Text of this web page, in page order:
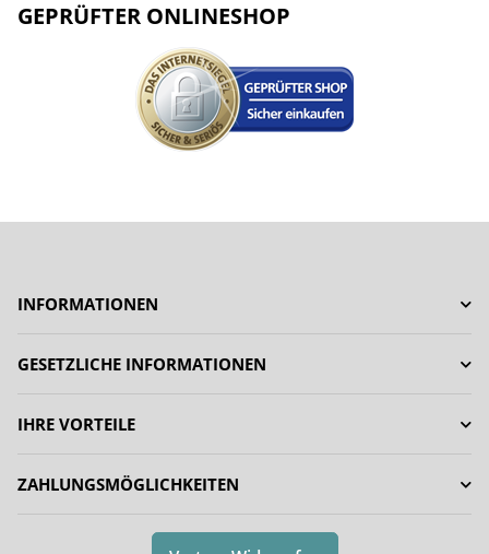
GEPRÜFTER ONLINESHOP
INFORMATIONEN
GESETZLICHE INFORMATIONEN
IHRE VORTEILE
ZAHLUNGSMÖGLICHKEITEN